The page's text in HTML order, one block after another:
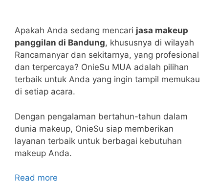
Apakah Anda sedang mencari jasa makeup
panggilan di Bandung, khususnya di wilayah
Rancamanyar dan sekitarnya, yang profesional
dan terpercaya? OnieSu MUA adalah pilihan
terbaik untuk Anda yang ingin tampil memukau
di setiap acara.
Dengan pengalaman bertahun-tahun dalam
dunia makeup, OnieSu siap memberikan
layanan terbaik untuk berbagai kebutuhan
makeup Anda.
Read more